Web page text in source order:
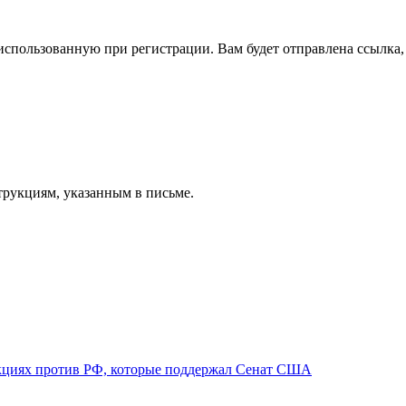
при регистрации. Вам будет отправлена
указанным в письме.
против РФ, которые поддержал Сенат США